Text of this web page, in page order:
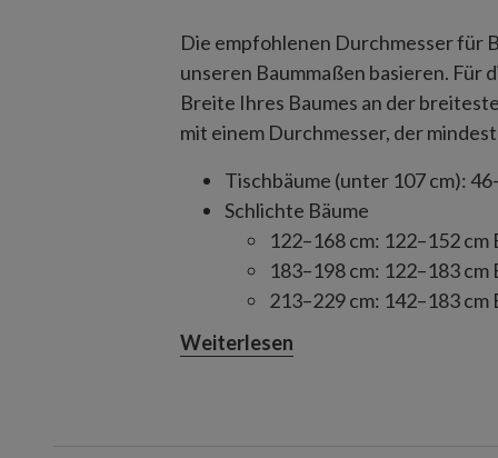
Die empfohlenen Durchmesser für
unseren Baummaßen basieren. Für
Breite Ihres Baumes an der
mit einem Durchmesser, der
Tischbäume (unter 107 cm):
Schlichte Bäume
122–168 cm: 122–152 cm
183–198 cm: 122–183 cm
213–229 cm: 142–183 cm
305–427 cm: 213 cm
Weiterlesen